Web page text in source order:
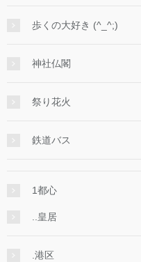
歩くの大好き (^_^;)
神社仏閣
祭り花火
鉄道バス
1都心
..皇居
.港区